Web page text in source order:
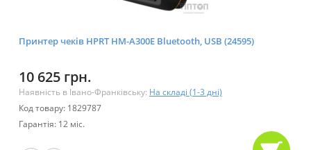
Принтер чеків HPRT HM-A300E Bluetooth, USB (24595)
10 625 грн.
Наявність в Івано-Франківську: На складі (1-3 дні)
Код товару: 1829787
Гарантія: 12 міс.